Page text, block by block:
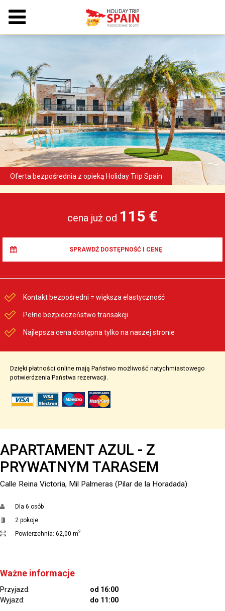
cena już od 115 €
SPRAWDŹ DOSTĘPNOŚĆ I CENĘ
Kontakt bezpośredni = większa elastyczność
Pełne bezpieczeństwo transakcji
Najlepsza cena dostępna tylko na naszej stronie
Dzięki płatności online mają Państwo możliwość natychmiastowego
potwierdzenia Państwa rezerwacji.
APARTAMENT AZUL - Z
PRYWATNYM TARASEM
Calle Reina Victoria, Mil Palmeras (Pilar de la Horadada)
Dla 6 osób
2 pokoje
Powierzchnia: 62,00 m2
Ważne informacje
Przyjazd:
od 16:00
Wyjazd:
do 11:00